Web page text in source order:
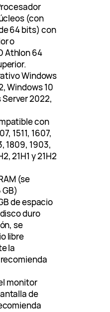
(con
64 bits) con
o
Athlon 64
Windows
Windows 10
2022,
con
1511, 1607,
1809, 1903,
21H1 y 21H2
(se
de espacio
duro
se
libre
la
monitor
de